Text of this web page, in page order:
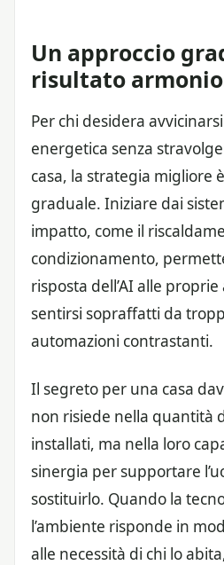
Un approccio
risultato
Per chi desidera
energetica senza
casa, la strategia migliore
graduale. Iniziare dai
impatto, come il
condizionamento,
risposta dell’AI alle
sentirsi sopraffatti da
automazioni contrastanti.
Il segreto per una casa
non risiede nella quantità
installati, ma nella loro
sinergia per supportare
sostituirlo. Quando la
l’ambiente risponde in
alle necessità di chi lo